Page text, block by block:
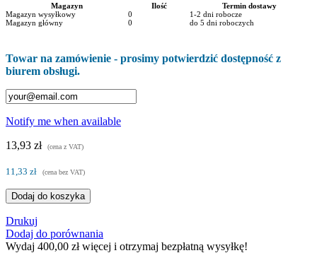
Magazyn Ilość
Termin dostawy
Magazyn wysyłkowy
0
1-2 dni robocze
Magazyn główny
0 do 5 dni roboczych
Towar na zamówienie - prosimy potwierdzić dostępność z
biurem obsługi.
Notify me when available
13,93 zł
(cena z VAT)
11,33 zł (cena bez VAT)
Dodaj do koszyka
Drukuj
Dodaj do porównania
Wydaj 400,00 złwięcej i otrzymaj bezpłatną wysyłkę!